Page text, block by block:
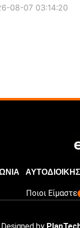
08-07 03:14:20
Ποιοι Είμαστε